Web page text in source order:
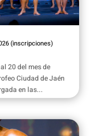
(inscripciones)
20 del mes de
Ciudad de Jaén
en las...